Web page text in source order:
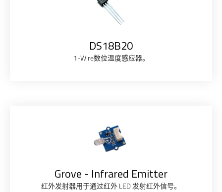
DS18B20
1-Wire数位温度感应器。
Grove - Infrared Emitter
红外发射器用于通过红外 LED 发射红外信号。